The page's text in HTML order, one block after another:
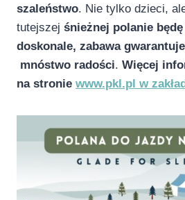
szaleństwo. Nie tylko dzieci,
tutejszej śnieżnej polanie
doskonale, zabawa
mnóstwo radości. Więcej
na stronie www.pkl.pl w